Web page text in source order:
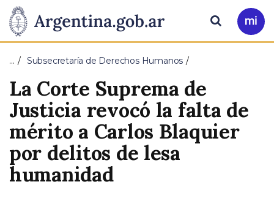
Presidencia
de
la
Nación
Pasar al contenido principal
Ir
a
Buscar
… Subsecretaría de Derechos Humanos
La Corte Suprema de
Justicia revocó la falta de
mérito a Carlos Blaquier
por delitos de lesa
humanidad